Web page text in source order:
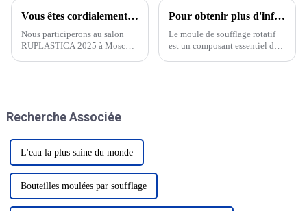
Vous êtes cordialement invité à assister à RUPLASTICA à Moscou, Russie, du 21 au 24 janvier 2025 !
Nous participerons au salon
RUPLASTICA 2025 à Moscou,
Pour obtenir plus d'informations sur le moule de soufflage PET et le mouleur de soufflage rotatif
Le moule de soufflage rotatif
est un composant essentiel de
Recherche Associée
L'eau la plus saine du monde
Bouteilles moulées par soufflage